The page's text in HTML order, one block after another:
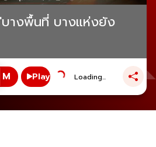
างพื้นที่ บางแห่งยัง
Play Loading...